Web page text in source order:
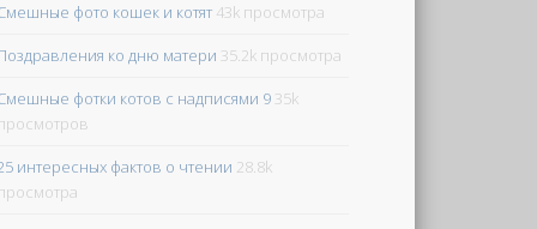
фото кошек и котят 43k просмотра
ко дню матери 35.2k просмотра
фотки котов с надписями 9 35k
интересных фактов о чтении 28.8k